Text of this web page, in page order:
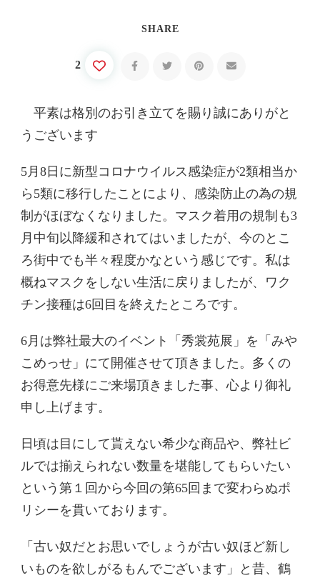
SHARE
2
平素は格別のお引き立てを賜り誠にありがと
うございます
5月8日に新型コロナウイルス感染症が2類相当か
ら5類に移行したことにより、感染防止の為の規
制がほぼなくなりました。マスク着用の規制も3
月中旬以降緩和されてはいましたが、今のとこ
ろ街中でも半々程度かなという感じです。私は
概ねマスクをしない生活に戻りましたが、ワク
チン接種は6回目を終えたところです。
6月は弊社最大のイベント「秀裳苑展」を「みや
こめっせ」にて開催させて頂きました。多くの
お得意先様にご来場頂きました事、心より御礼
申し上げます。
日頃は目にして貰えない希少な商品や、弊社ビ
ルでは揃えられない数量を堪能してもらいたい
という第１回から今回の第65回まで変わらぬポ
リシーを貫いております。
「古い奴だとお思いでしょうが古い奴ほど新し
いものを欲しがるもんでございます」と昔、鶴